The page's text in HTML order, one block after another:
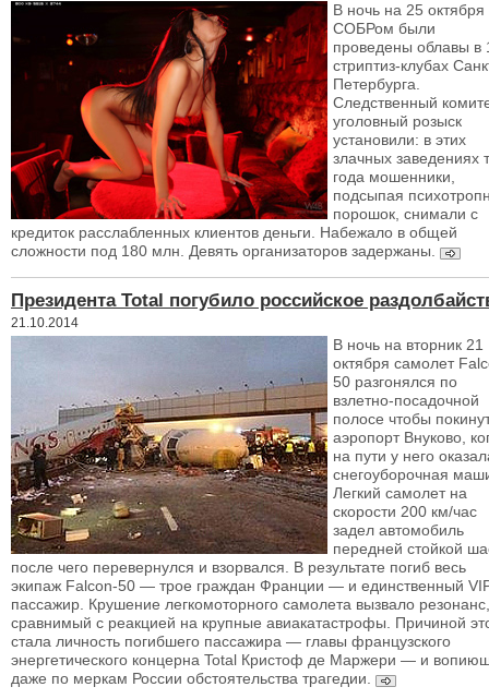
В ночь на 25 октября
СОБРом были
проведены облавы в
стриптиз-клубах
Петербурга.
Следственный
уголовный розыск
установили: в этих
злачных заведениях
года мошенники,
подсыпая
порошок, снимали с
кредиток расслабленных клиентов деньги. Набежало в общей
сложности под 180 млн. Девять организаторов задержаны.
Президента Total погубило российское
21.10.2014
В ночь на вторник 21
октября самолет
50 разгонялся по
взлетно-посадочной
полосе чтобы
аэропорт Внуково,
на пути у него
снегоуборочная
Легкий самолет на
скорости 200 км/час
задел автомобиль
передней стойкой
после чего перевернулся и взорвался. В результате погиб весь
экипаж Falcon-50 — трое граждан Франции — и единственный
пассажир. Крушение легкомоторного самолета вызвало резонанс,
сравнимый с реакцией на крупные авиакатастрофы. Причиной
стала личность погибшего пассажира — главы французского
энергетического концерна Total Кристоф де Маржери — и
даже по меркам России обстоятельства трагедии.